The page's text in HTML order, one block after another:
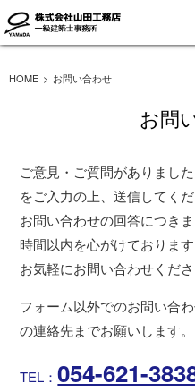
HOME お問い合わせ
お問
ご意見・ご質問がありまし
をご入力の上、送信してくだ
お問い合わせの回答につき
時間以内を心がけております
お気軽にお問い合わせくださ
フォーム以外でのお問い合
の連絡先までお願いします。
TEL：054-621-